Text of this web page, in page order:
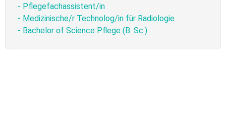
- Pflegefachassistent/in
- Medizinische/r Technolog/in für Radiologie
- Bachelor of Science Pflege (B. Sc.)